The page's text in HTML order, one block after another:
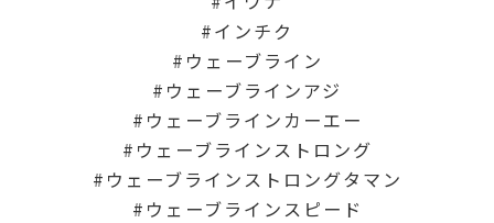
インチク
ウェーブライン
ウェーブラインアジ
ウェーブラインカーエー
ウェーブラインストロング
ウェーブラインストロングタマン
ウェーブラインスピード